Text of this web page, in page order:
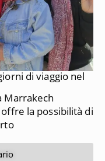
di viaggio nel
Marrakech
la possibilità di